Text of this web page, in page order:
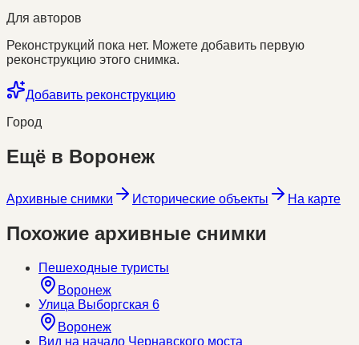
Для авторов
Реконструкций пока нет. Можете добавить первую
реконструкцию этого снимка.
Добавить реконструкцию
Город
Ещё в Воронеж
Архивные снимки Исторические объекты На карте
Похожие архивные снимки
Пешеходные туристы
Воронеж
Улица Выборгская 6
Воронеж
Вид на начало Чернавского моста